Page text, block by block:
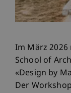
Im März 2026
School of
«Design by
Der